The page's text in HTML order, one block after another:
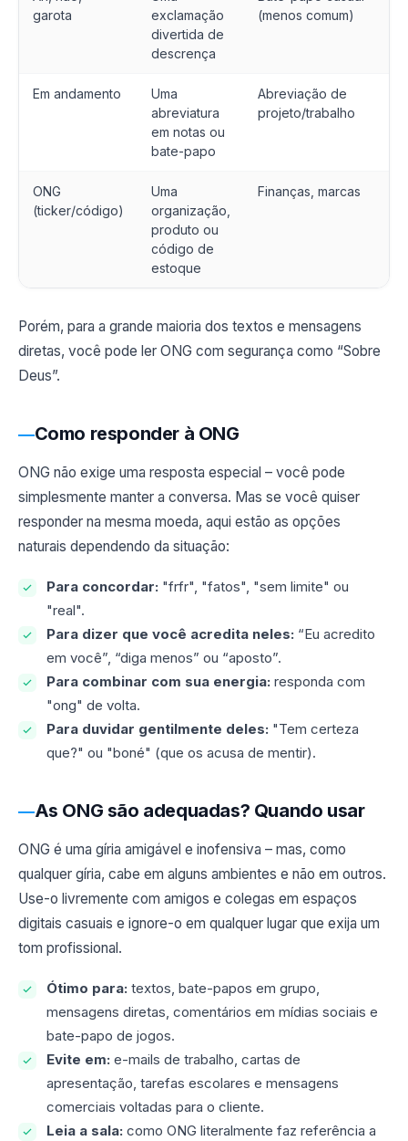
garota
exclamação
divertida de
descrença
(menos comum)
Em andamento
Uma
abreviatura
em notas ou
bate-papo
Abreviação de
projeto/trabalho
ONG
(ticker/código)
Uma
organização,
produto ou
código de
estoque
Finanças, marcas
Porém, para a grande maioria dos textos e mensagens
diretas, você pode ler ONG com segurança como “Sobre
Deus”.
Como responder à ONG
ONG não exige uma resposta especial – você pode
simplesmente manter a conversa. Mas se você quiser
responder na mesma moeda, aqui estão as opções
naturais dependendo da situação:
Para concordar: "frfr", "fatos", "sem limite" ou
"real".
Para dizer que você acredita neles: “Eu acredito
em você”, “diga menos” ou “aposto”.
Para combinar com sua energia: responda com
"ong" de volta.
Para duvidar gentilmente deles: "Tem certeza
que?" ou "boné" (que os acusa de mentir).
As ONG são adequadas? Quando usar
ONG é uma gíria amigável e inofensiva – mas, como
qualquer gíria, cabe em alguns ambientes e não em outros.
Use-o livremente com amigos e colegas em espaços
digitais casuais e ignore-o em qualquer lugar que exija um
tom profissional.
Ótimo para: textos, bate-papos em grupo,
mensagens diretas, comentários em mídias sociais e
bate-papo de jogos.
Evite em: e-mails de trabalho, cartas de
apresentação, tarefas escolares e mensagens
comerciais voltadas para o cliente.
Leia a sala: como ONG literalmente faz referência a